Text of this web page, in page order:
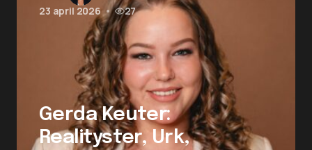
23 april 2026 • 27
Gerda Keuter:
Realityster, Urk,